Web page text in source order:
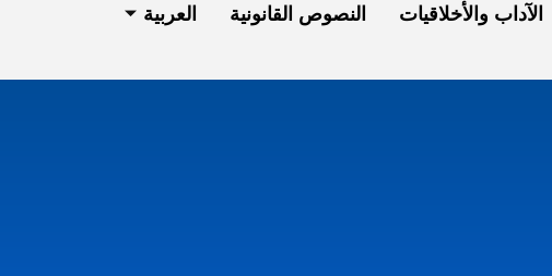
الآداب واﻷخلاقيات النصوص القانونية العربية